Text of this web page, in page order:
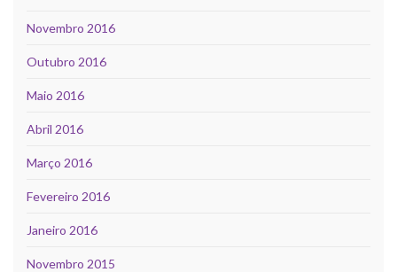
Novembro 2016
Outubro 2016
Maio 2016
Abril 2016
Março 2016
Fevereiro 2016
Janeiro 2016
Novembro 2015